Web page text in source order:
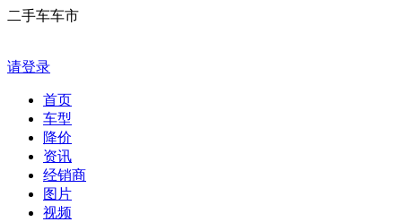
二手车车市
请登录
首页
车型
降价
资讯
经销商
图片
视频